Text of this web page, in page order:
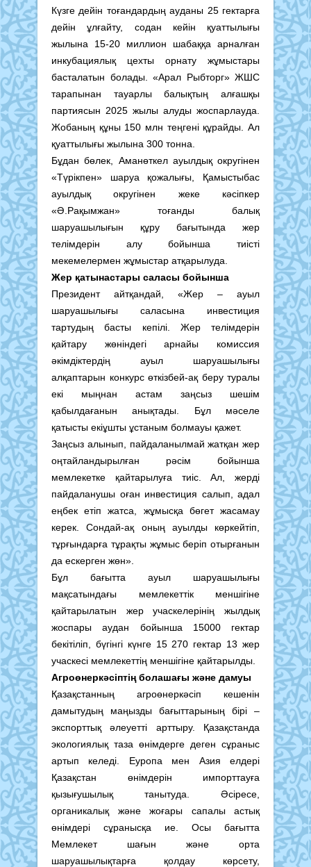
Күзге дейін тоғандардың ауданы 25 гектарға
дейін ұлғайту, содан кейін қуаттылығы
жылына 15-20 миллион шабаққа арналған
инкубациялық цехты орнату жұмыстары
басталатын болады. «Арал Рыбторг» ЖШС
тарапынан тауарлы балықтың алғашқы
партиясын 2025 жылы алуды жоспарлауда.
Жобаның құны 150 млн теңгені құрайды. Ал
қуаттылығы жылына 300 тонна.
Бұдан бөлек, Аманөткел ауылдық округінен
«Түрікпен» шаруа қожалығы, Қамыстыбас
ауылдық округінен жеке кәсіпкер
«Ә.Рақымжан» тоғанды балық
шаруашылығын құру бағытында жер
телімдерін алу бойынша тиісті
мекемелермен жұмыстар атқарылуда.
Жер қатынастары саласы бойынша
Президент айтқандай, «Жер – ауыл
шаруашылығы саласына инвестиция
тартудың басты кепілі. Жер телімдерін
қайтару жөніндегі арнайы комиссия
әкімдіктердің ауыл шаруашылығы
алқаптарын конкурс өткізбей-ақ беру туралы
екі мыңнан астам заңсыз шешім
қабылдағанын анықтады. Бұл мәселе
қатысты екіұшты ұстаным болмауы қажет.
Заңсыз алынып, пайдаланылмай жатқан жер
оңтайландырылған рәсім бойынша
мемлекетке қайтарылуға тиіс. Ал, жерді
пайдаланушы оған инвестиция салып, адал
еңбек етіп жатса, жұмысқа бөгет жасамау
керек. Сондай-ақ оның ауылды көркейтіп,
тұрғындарға тұрақты жұмыс беріп отырғанын
да ескерген жөн».
Бұл бағытта ауыл шаруашылығы
мақсатындағы мемлекеттік меншігіне
қайтарылатын жер учаскелерінің жылдық
жоспары аудан бойынша 15000 гектар
бекітіліп, бүгінгі күнге 15 270 гектар 13 жер
учаскесі мемлекеттің меншігіне қайтарылды.
Агроөнеркәсіптің болашағы және дамуы
Қазақстанның агроөнеркәсіп кешенін
дамытудың маңызды бағыттарының бірі –
экспорттық әлеуетті арттыру. Қазақстанда
экологиялық таза өнімдерге деген сұраныс
артып келеді. Еуропа мен Азия елдері
Қазақстан өнімдерін импорттауға
қызығушылық танытуда. Әсіресе,
органикалық және жоғары сапалы астық
өнімдері сұранысқа ие. Осы бағытта
Мемлекет шағын және орта
шаруашылықтарға қолдау көрсету,